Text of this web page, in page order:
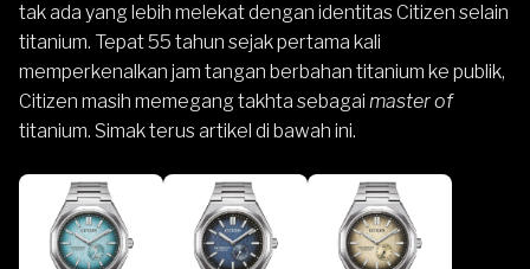
tak ada yang lebih melekat dengan identitas Citizen selain
titanium. Tepat 55 tahun sejak pertama kali
memperkenalkan jam tangan berbahan titanium ke publik,
Citizen masih memegang takhta sebagai master of
titanium. Simak terus artikel di bawah ini.